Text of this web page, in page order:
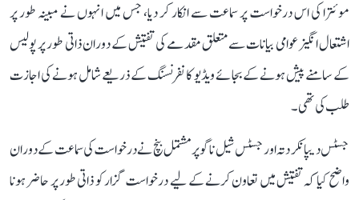
موئترا کی اس درخواست پر سماعت سے انکار کر دیا، جس میں انہوں نے مبینہ طور پر
اشتعال انگیز عوامی بیانات سے متعلق مقدمے کی تفتیش کے دوران ذاتی طور پر پولیس
کے سامنے پیش ہونے کے بجائے ویڈیو کانفرنسنگ کے ذریعے شامل ہونے کی اجازت
طلب کی تھی۔
جسٹس دیپانکر دتہ اور جسٹس شیل ناگو پر مشتمل بنچ نے درخواست کی سماعت کے دوران
واضح کیا کہ تفتیش میں تعاون کرنے کے لیے درخواست گزار کو ذاتی طور پر حاضر ہونا